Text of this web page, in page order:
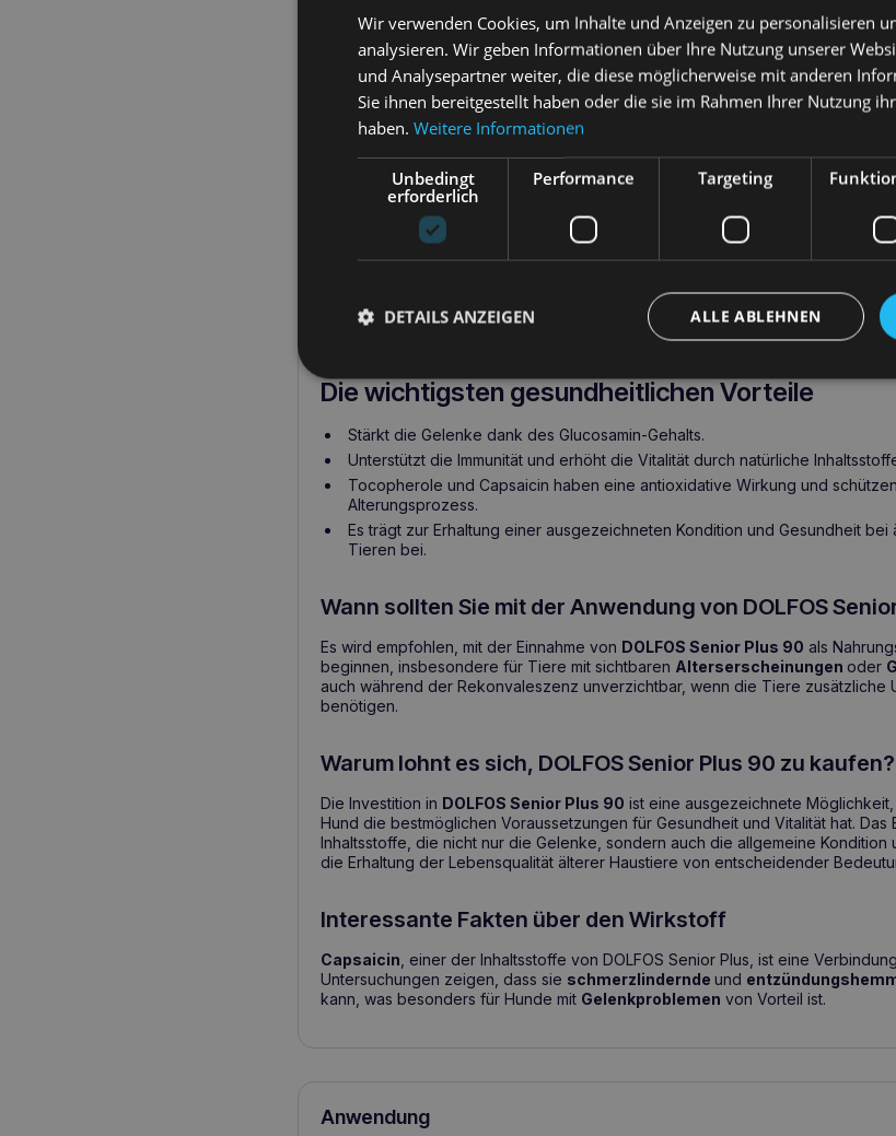
Produktbeschreibung
DOLFOS Senior Plus 90ist ein speziell formuliertes Vitamin- und
angereichert mit wichtigen Inhaltsstoffen wie
Cranberry
Diese sorgfältig ausgewählten natürlichen Substanzen
sondernstärkenauchdas Immunsystemund tragen dazu bei, die hohe
Das Produkt wird besonders in der Rekonvaleszenzzeit empfohlen, um die
DOLFOS Senior Plus 90 – Produktverwendung
benötigen. Dank der Anwesenheit von Glucosamin ist die Formel besonders
geeignet. Der Zusatz von natürlichen
Antioxidantien wie Ginseng und
durch freie Radikale und unterstützt die
allgemeine Kondition und Immunität
Die wichtigsten gesundheitlichen Vorteile
Stärkt die Gelenke dank des Glucosamin-Gehalts.
Unterstützt die Immunität und erhöht die Vitalität durch natürliche
Tocopherole und Capsaicin haben eine antioxidative Wirkung und
Alterungsprozess.
Es trägt zur Erhaltung einer ausgezeichneten Kondition und Gesundheit
Tieren bei.
Wann sollten Sie mit der Anwendung von DOLFOS
Es wird empfohlen, mit der Einnahme von DOLFOS Senior Plus 90 als
beginnen, insbesondere für Tiere mit sichtbaren Alterserscheinungen oder
auch während der Rekonvaleszenz unverzichtbar, wenn die Tiere zusätzliche
benötigen.
Warum lohnt es sich, DOLFOS Senior Plus 90 zu kaufen?
Die Investition in DOLFOS Senior Plus 90 ist eine ausgezeichnete
Hund die bestmöglichen Voraussetzungen für Gesundheit und Vitalität hat. Das
Inhaltsstoffe, die nicht nur die Gelenke, sondern auch die allgemeine Kondition
die Erhaltung der Lebensqualität älterer Haustiere von entscheidender
Interessante Fakten über den Wirkstoff
Capsaicin , einer der Inhaltsstoffe von DOLFOS Senior Plus, ist eine
Untersuchungen zeigen, dass sie schmerzlindernde und
kann, was besonders für Hunde mit Gelenkproblemen von Vorteil ist.
Anwendung
Wir verwenden Cookies, um Inhalte und Anzeigen zu personalisieren
analysieren. Wir geben Informationen über Ihre Nutzung unserer
und Analysepartner weiter, die diese möglicherweise mit anderen
Sie ihnen bereitgestellt haben oder die sie im Rahmen Ihrer Nutzung
haben. Weitere Informationen
Unbedingt
erforderlich
Performance Targeting
ALLE ABLEHNEN
DETAILS ANZEIGEN